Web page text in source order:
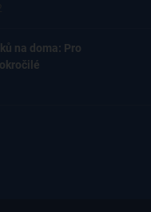
na doma: Pro